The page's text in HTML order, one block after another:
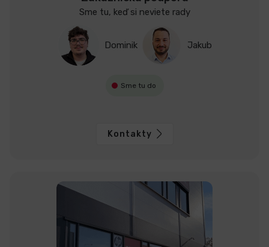
Sme tu, keď si neviete rady
Dominik Jakub
Sme tu do
Kontakty